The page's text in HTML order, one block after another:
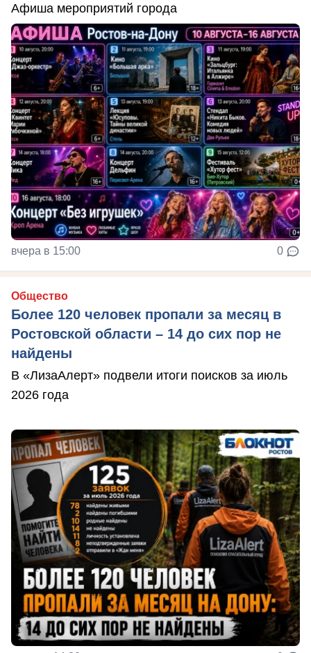
Афиша мероприятий города
вчера в 15:00 0
Общество
Более 120 человек пропали за месяц в
Ростовской области – 14 до сих пор не
найдены
В «ЛизаАлерт» подвели итоги поисков за июль
2026 года